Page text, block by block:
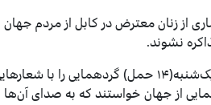
از زنان معترض در کابل از مردم
نشوند.
زنان معترض در کابل، روز یک‌شنبه(۱۴ حمل)
از جهان خواستند که به صدای